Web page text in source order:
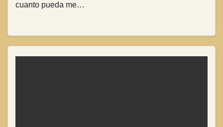
cuanto pueda me…